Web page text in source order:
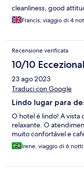
cleanliness, good
Francis, viaggio di 4
Recensione verificata
10/10
23 ago 2023
Traduci con Google
Lindo lugar para
O hotel é lindo! A vista
relaxante. O
muito confortável e
Irene, viaggio di 6 notti